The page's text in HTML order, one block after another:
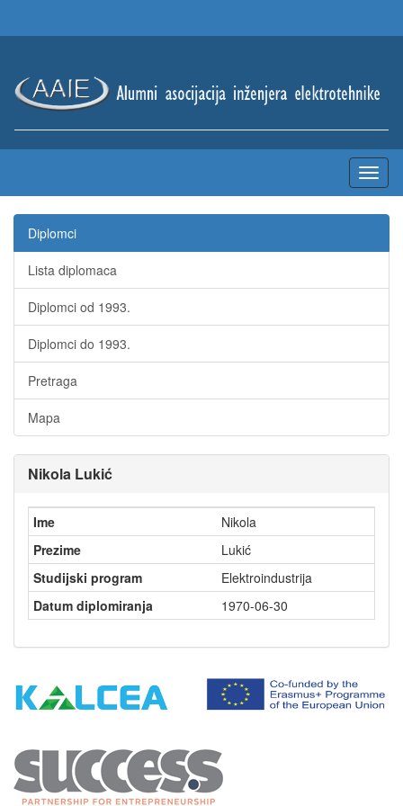
Diplomci
Lista diplomaca
Diplomci od 1993.
Diplomci do 1993.
Pretraga
Mapa
Nikola Lukić
Ime
Nikola
Prezime
Lukić
Studijski program
Elektroindustrija
Datum diplomiranja
1970-06-30